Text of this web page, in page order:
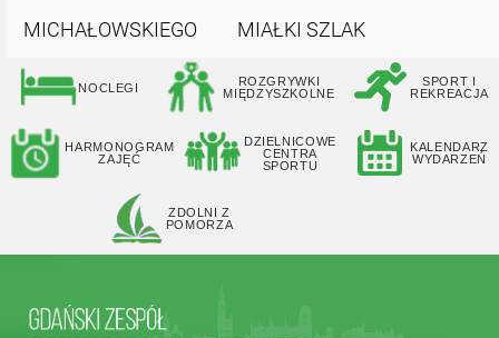
MICHAŁOWSKIEGO MIAŁKI SZLAK
NOCLEGI
ROZGRYWKI
MIĘDZYSZKOLNE
SPORT I
REKREACJA
HARMONOGRAM
ZAJĘĆ
DZIELNICOWE
CENTRA
SPORTU
KALENDARZ
WYDARZEŃ
ZDOLNI Z
POMORZA